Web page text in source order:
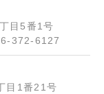
目5番1号
372-6127
目1番21号